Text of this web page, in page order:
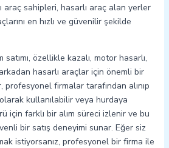
sahipleri, hasarlı araç alan yerler
en hızlı ve güvenilir şekilde
satımı, özellikle kazalı, motor hasarlı,
hasarlı araçlar için önemli bir
firmalar tarafından alınıp
kullanılabilir veya hurdaya
için farklı bir alım süreci izlenir ve bu
bir satış deneyimi sunar. Eğer siz
istiyorsanız, profesyonel bir firma ile